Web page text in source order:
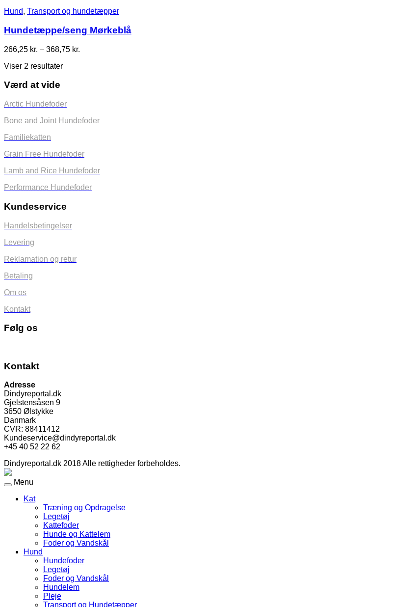
Hund, Transport og hundetæpper
Hundetæppe/seng Mørkeblå
266,25 kr. – 368,75 kr.
Viser 2 resultater
Værd at vide
Arctic Hundefoder
Bone and Joint Hundefoder
Familiekatten
Grain Free Hundefoder
Lamb and Rice Hundefoder
Performance Hundefoder
Kundeservice
Handelsbetingelser
Levering
Reklamation og retur
Betaling
Om os
Kontakt
Følg os
Kontakt
Adresse
Dindyreportal.dk
Gjelstensåsen 9
3650 Ølstykke
Danmark
CVR: 88411412
Kundeservice@dindyreportal.dk
+45 40 52 22 62
Dindyreportal.dk 2018 Alle rettigheder forbeholdes.
Menu
Kat
Træning og Opdragelse
Legetøj
Kattefoder
Hunde og Kattelem
Foder og Vandskål
Hund
Hundefoder
Legetøj
Foder og Vandskål
Hundelem
Pleje
Transport og Hundetæpper